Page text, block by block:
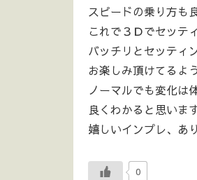
スピードの乗り方も
これで３Ｄでセッテ
バッチリとセッティ
お楽しみ頂けてるよ
ノーマルでも変化は
良くわかると思います
嬉しいインプレ、あ
0